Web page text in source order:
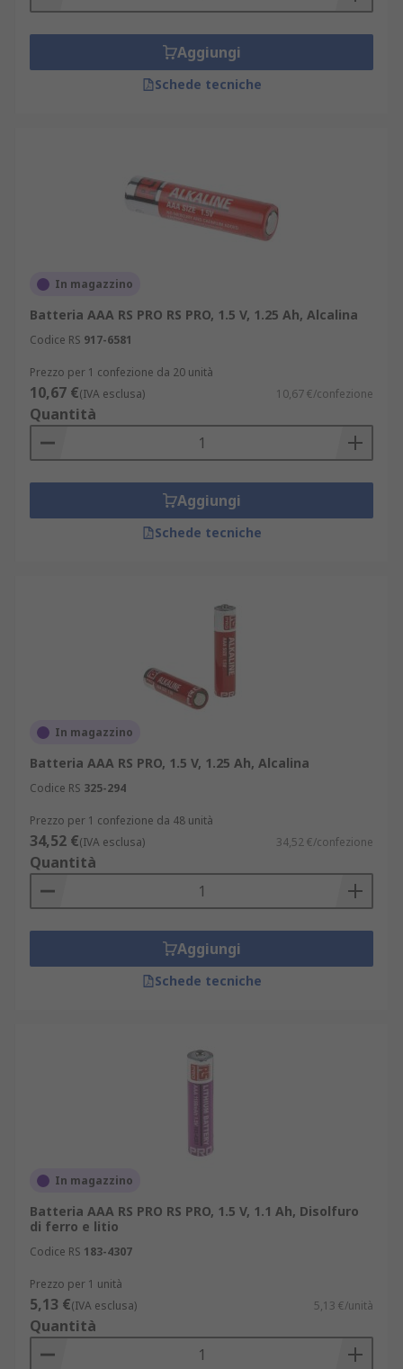
batteria, campanelli wireless, orologi.
Aggiungi
Schede tecniche
In magazzino
Batteria AAA RS PRO RS PRO, 1.5 V, 1.25 Ah, Alcalina
Codice RS 917-6581
Prezzo per 1 confezione da 20 unità
10,67 €(IVA esclusa) 10,67 €/confezione
Quantità
Aggiungi
Schede tecniche
In magazzino
Batteria AAA RS PRO, 1.5 V, 1.25 Ah, Alcalina
Codice RS 325-294
Prezzo per 1 confezione da 48 unità
34,52 €(IVA esclusa) 34,52 €/confezione
Quantità
Aggiungi
Schede tecniche
In magazzino
Batteria AAA RS PRO RS PRO, 1.5 V, 1.1 Ah, Disolfuro
di ferro e litio
Codice RS 183-4307
Prezzo per 1 unità
5,13 €(IVA esclusa) 5,13 €/unità
Quantità